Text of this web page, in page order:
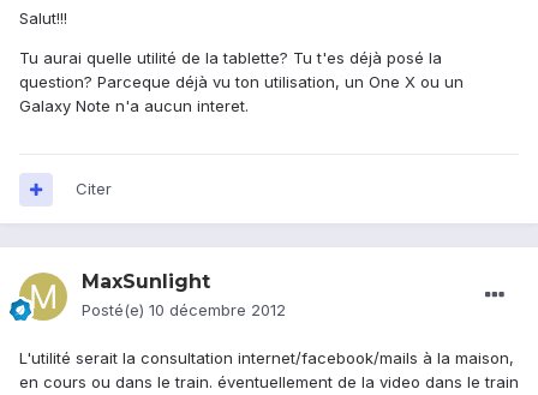
Salut!!!
Tu aurai quelle utilité de la tablette? Tu t'es déjà posé la
question? Parceque déjà vu ton utilisation, un One X ou un
Galaxy Note n'a aucun interet.
Citer
MaxSunlight
Posté(e) 10 décembre 2012
L'utilité serait la consultation internet/facebook/mails à la maison,
en cours ou dans le train. éventuellement de la video dans le train